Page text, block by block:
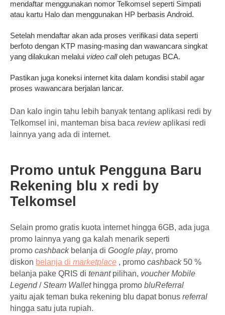
mendaftar menggunakan nomor Telkomsel seperti Simpati
atau kartu Halo dan menggunakan HP berbasis Android.
Setelah mendaftar akan ada proses verifikasi data seperti
berfoto dengan KTP masing-masing dan wawancara singkat
yang dilakukan melalui video calloleh petugas BCA.
Pastikan juga koneksi internet kita dalam kondisi stabil agar
proses wawancara berjalan lancar.
Dan kalo ingin tahu lebih banyak tentang aplikasi redi by
Telkomsel ini, manteman bisa baca reviewaplikasi redi
lainnya yang ada di internet.
Promo untuk Pengguna Baru
Rekening blu x redi by
Telkomsel
Selain promo gratis kuota internet hingga 6GB, ada juga
promo lainnya yang ga kalah menarik seperti
promo cashback belanja di Google play, promo
diskon belanja di marketplace , promo cashback 50 %
belanja pake QRIS di tenant pilihan, voucher Mobile
Legend/Steam Wallet hingga promo bluReferral
yaitu ajak teman buka rekening blu dapat bonus referral
hingga satu juta rupiah.